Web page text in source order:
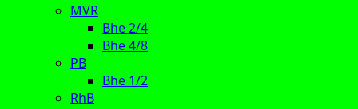
MVR
Bhe 2/4
Bhe 4/8
PB
Bhe 1/2
RhB